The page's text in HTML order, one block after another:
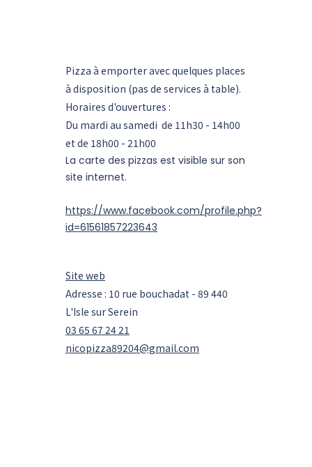
Pizza à emporter avec quelques places
à disposition (pas de services à table).
Horaires d'ouvertures :
Du mardi au samedi de 11h30 - 14h00
et de 18h00 - 21h00
La carte des pizzas est visible sur son
site internet.
https://www.facebook.com/profile.php?
id=61561857223643
Site web
Adresse : 10 rue bouchadat - 89 440
L'Isle sur Serein
03 65 67 24 21
nicopizza89204@gmail.com